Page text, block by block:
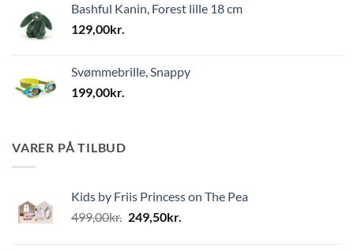
Bashful Kanin, Forest lille 18 cm
129,00kr.
Svømmebrille, Snappy
199,00kr.
VARER PÅ TILBUD
Kids by Friis Princess on The Pea
499,00kr. Den
249,50kr.